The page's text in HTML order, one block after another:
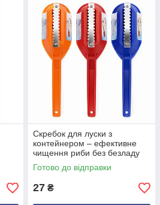
Скребок для луски з
контейнером – ефективне
чищення риби без безладу
Готово до відправки
27 ₴